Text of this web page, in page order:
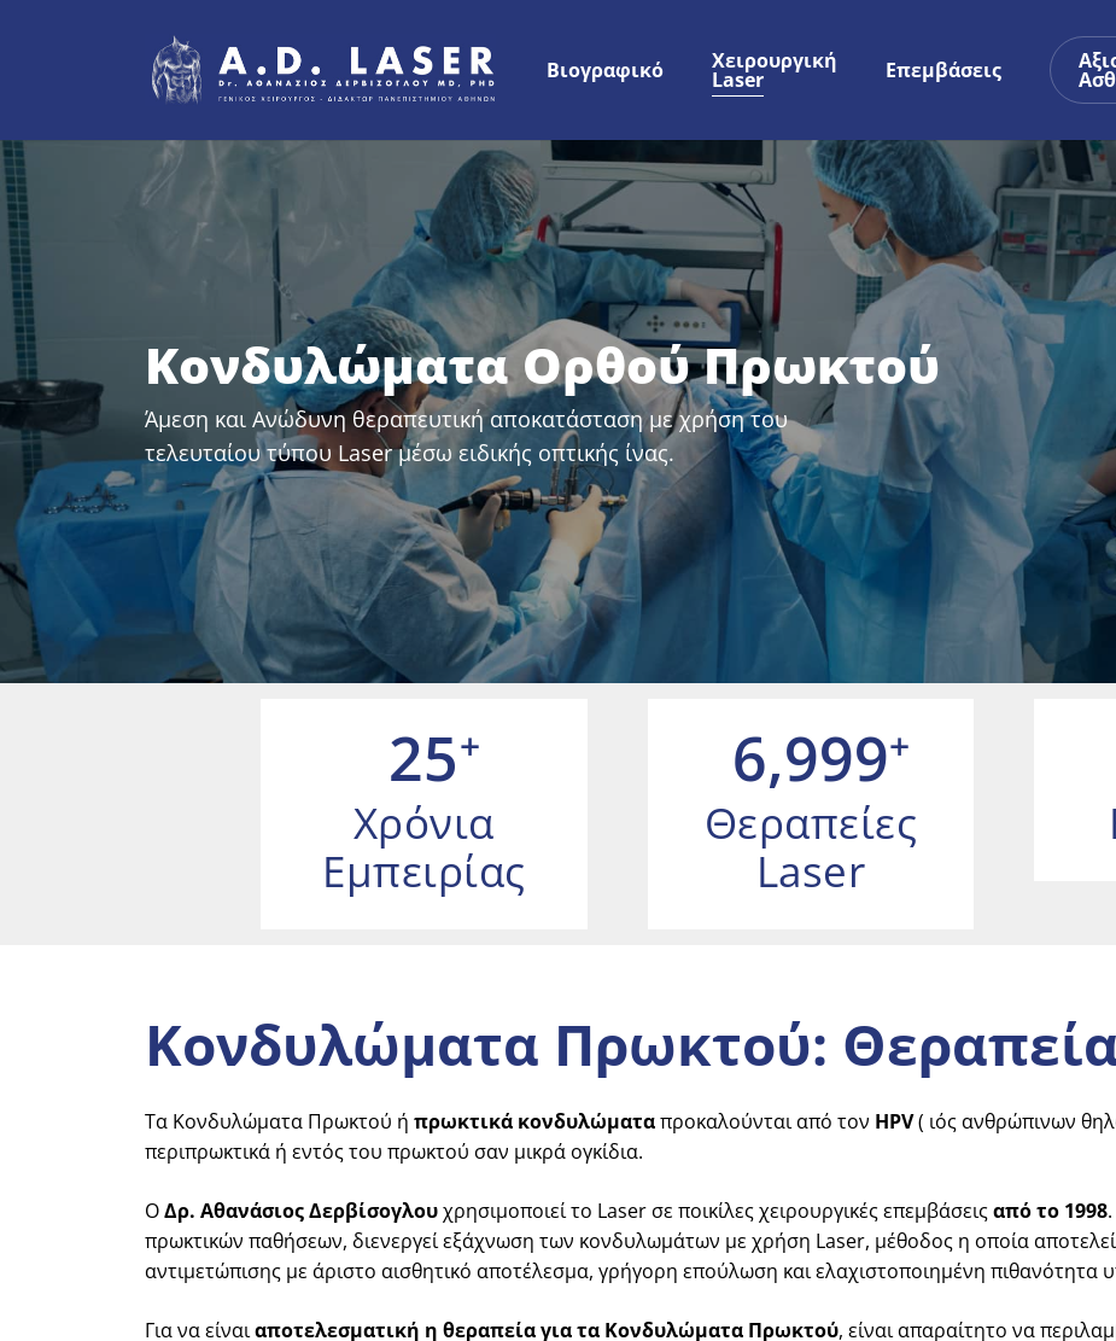
Βιογραφικό Χειρουργική
Laser Επεμβάσεις
Κονδυλώματα Ορθού Πρωκτού
Άμεση και Ανώδυνη θεραπευτική αποκατάσταση με χρήση του
τελευταίου τύπου Laser μέσω ειδικής οπτικής ίνας.
25+
Χρόνια
Εμπειρίας
7,000+
Θεραπείες
Laser
Κονδυλώματα Πρωκτού:
Τα Κονδυλώματα Πρωκτού ή πρωκτικά κονδυλώματαπροκαλούνται από τον HPV( ιός ανθρώπινων
περιπρωκτικά ή εντός του πρωκτού σαν μικρά ογκίδια.
ΟΔρ. Αθανάσιος Δερβίσογλουχρησιμοποιεί το Laser σε ποικίλες χειρουργικές επεμβάσειςαπό το 1998
πρωκτικών παθήσεων, διενεργεί εξάχνωση των κονδυλωμάτων με χρήση Laser, μέθοδος η οποία
αντιμετώπισης με άριστο αισθητικό αποτέλεσμα, γρήγορη επούλωση και ελαχιστοποιημένη πιθανότητα
Για να είναιαποτελεσματική η θεραπεία για τα Κονδυλώματα Πρωκτού, είναι απαραίτητο να